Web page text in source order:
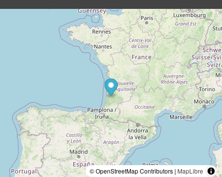
© OpenStreetMap Contributors | MapLibre